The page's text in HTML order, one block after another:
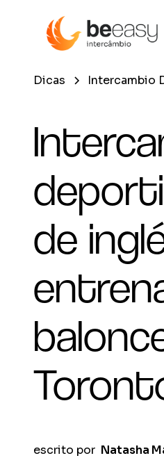
Dicas Intercambio
de
escrito por Natasha